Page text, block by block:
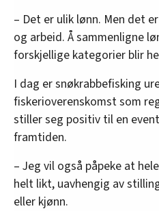
– Det er ulik lønn. Men det
og arbeid. Å sammenligne
forskjellige kategorier blir
I dag er snøkrabbefisking
fiskerioverenskomst som
stiller seg positiv til en
framtiden.
– Jeg vil også påpeke at
helt likt, uavhengig av
eller kjønn.